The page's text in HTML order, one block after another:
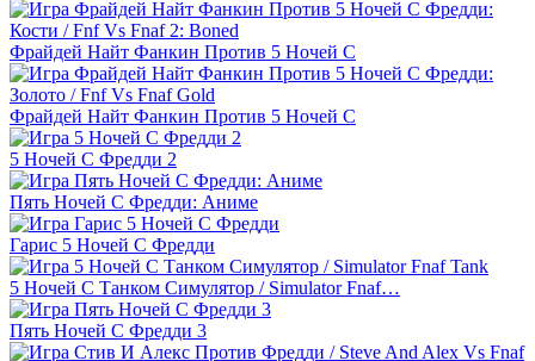
Фрайдей Найт Фанкин Против 5 Ночей С
Фрайдей Найт Фанкин Против 5 Ночей С
5 Ночей С Фредди 2
Пять Ночей С Фредди: Аниме
Гарис 5 Ночей С Фредди
5 Ночей С Танком Симулятор / Simulator Fnaf…
Пять Ночей С Фредди 3